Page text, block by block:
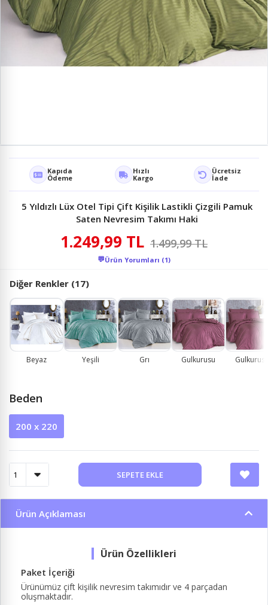
Kapıda
Ödeme
Hızlı
Kargo
Ücretsiz
İade
5 Yıldızlı Lüx Otel Tipi Çift Kişilik Lastikli Çizgili Pamuk
Saten Nevresim Takımı Haki
1.249,99 TL 1.499,99 TL
💬Ürün Yorumları (1)
Diğer Renkler (17)
Beyaz Yeşili Grı Gulkurusu
Beden
200 x 220
SEPETE EKLE
Ürün Açıklaması
Paket İçeriği
Ürünümüz çift kişilik nevresim takımıdır ve 4 parçadan
oluşmaktadır.